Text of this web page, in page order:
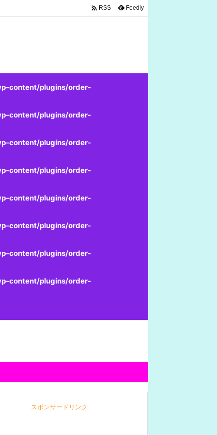
content/plugins/order-
content/plugins/order-
content/plugins/order-
content/plugins/order-
content/plugins/order-
content/plugins/order-
content/plugins/order-
content/plugins/order-
 RSS Feedly
スポンサードリンク